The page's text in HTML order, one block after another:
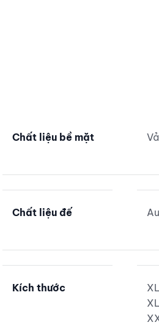
Chất liệu bề mặt
Chất liệu đế
Kích thước